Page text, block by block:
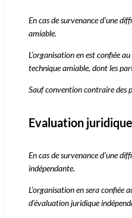
En cas de survenance d’une
amiable.
L’organisation en est confiée
technique amiable, dont les
Sauf convention contraire des
Evaluation
En cas de survenance d’une
indépendante.
L’organisation en sera confiée
d’évaluation juridique